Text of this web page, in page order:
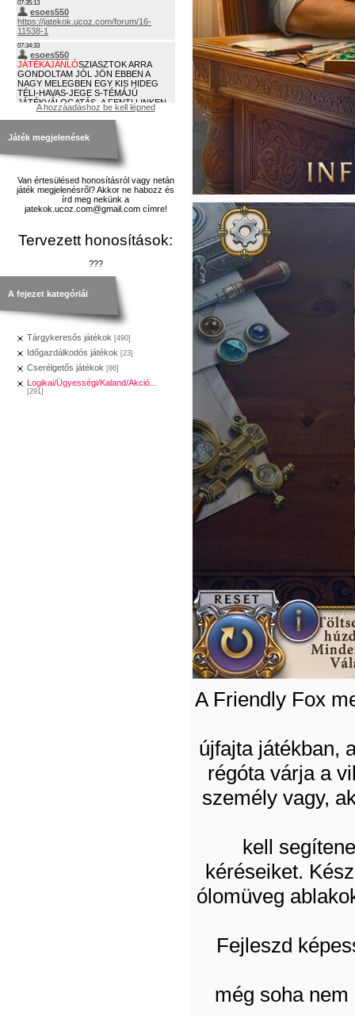
A hozzáadáshoz be kell lépned
Játék megjelenések
Van értesülésed honosításról vagy netán
játék megjelenésről? Akkor ne habozz és
írd meg nekünk a
jatekok.ucoz.com@gmail.com címre!
Tervezett honosítások:
???
A fejezet kategóriái
Tárgykeresős játékok [490]
Időgazdálkodós játékok [23]
Cserélgetős játékok [86]
Logikai/Ügyességi/Kaland/Akció...
[291]
A Friendly Fox
újfajta játékban,
régóta várja a
személy vagy,
kell
kéréseiket.
ólomüveg
Fejleszd
még soha